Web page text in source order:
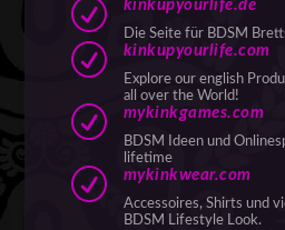
R kinkupyourlife.de
Die Seite für BDSM
R kinkupyourlife.com
Explore our english
all over the World!
R mykinkgames.com
BDSM Ideen und
lifetime
R mykinkwear.com
Accessoires, Shirts und
BDSM Lifestyle Look.